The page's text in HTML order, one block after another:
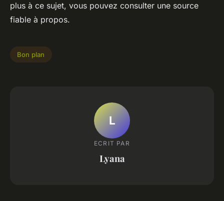
plus à ce sujet, vous pouvez consulter une source
fiable à propos.
Bon plan
L
ECRIT PAR
Lyana